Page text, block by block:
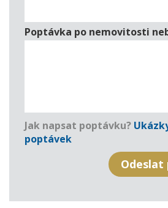
Poptávka po nemovitosti
Jak napsat poptávku?
poptávek